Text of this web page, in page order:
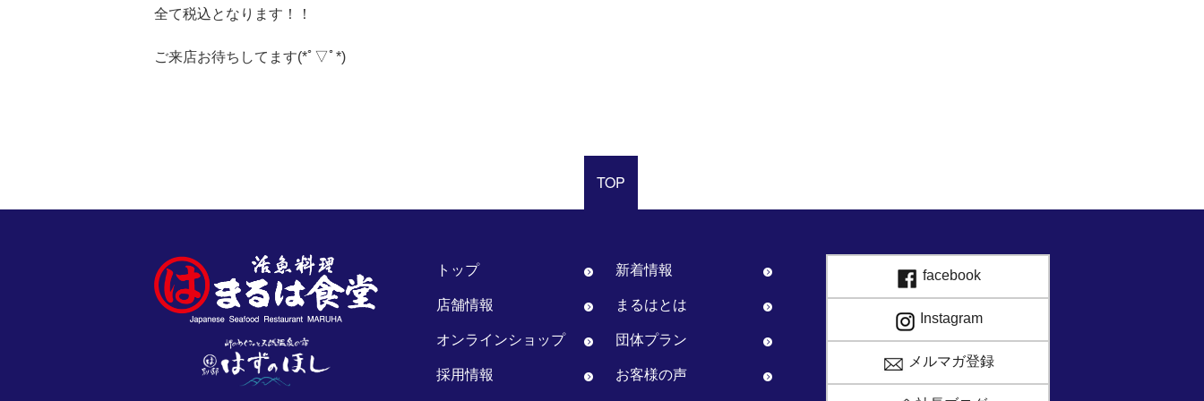
全て税込となります！！
ご来店お待ちしてます(*ﾟ▽ﾟ*)
TOP
トップ
新着情報
店舗情報
まるはとは
オンラインショップ
団体プラン
採用情報
お客様の声
facebook
Instagram
メルマガ登録